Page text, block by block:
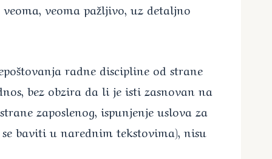
veoma pažljivo, uz detaljno
radne discipline od strane
bez obzira da li je isti zasnovan na
zaposlenog, ispunjenje uslova za
baviti u narednim tekstovima), nisu